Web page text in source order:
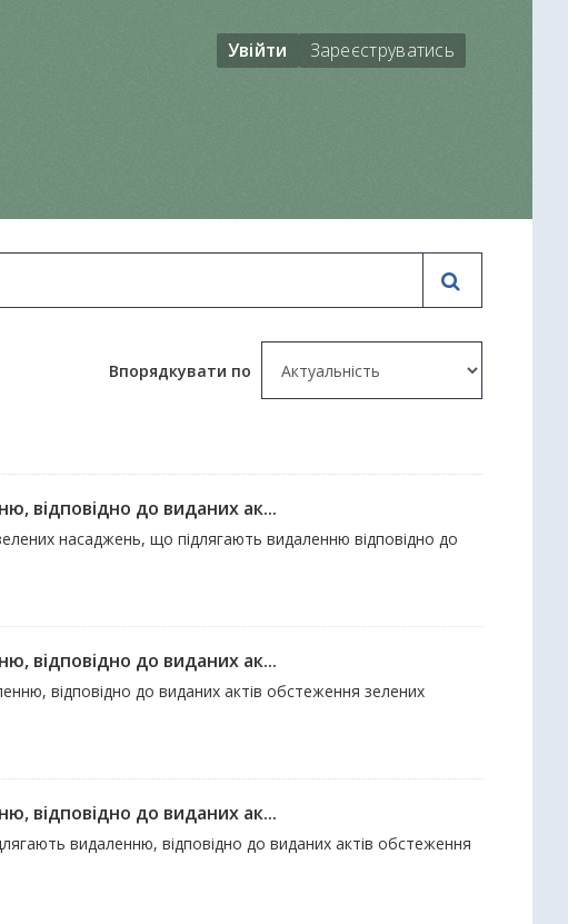
Увійти Зареєструватись
Впорядкувати по
відповідно до виданих ак...
насаджень, що підлягають видаленню відповідно до
відповідно до виданих ак...
відповідно до виданих актів обстеження зелених
відповідно до виданих ак...
видаленню, відповідно до виданих актів обстеження